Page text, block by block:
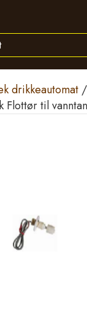
drikkeautomat /
Flottør til